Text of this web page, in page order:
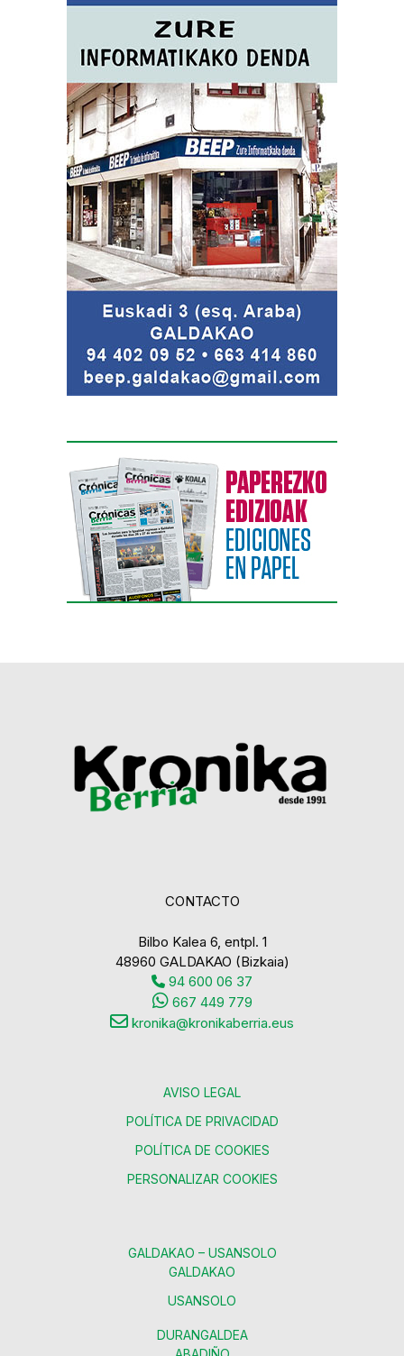
CONTACTO
Bilbo Kalea 6, entpl. 1
48960 GALDAKAO (Bizkaia)
94 600 06 37
667 449 779
kronika@kronikaberria.eus
AVISO LEGAL
POLÍTICA DE PRIVACIDAD
POLÍTICA DE COOKIES
PERSONALIZAR COOKIES
GALDAKAO – USANSOLO
GALDAKAO
USANSOLO
DURANGALDEA